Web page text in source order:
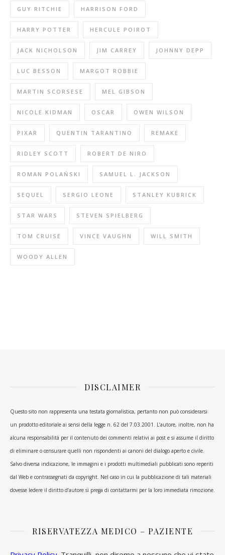
GUY RITCHIE HARRISON FORD
HARRY POTTER HERCULE POIROT
JACK NICHOLSON JIM CARREY JOHNNY DEPP
LUC BESSON MARGOT ROBBIE
MARTIN SCORSESE MEL GIBSON
NICOLE KIDMAN OSCAR OWEN WILSON
PIXAR QUENTIN TARANTINO REMAKE
RIDLEY SCOTT ROBERT DE NIRO
ROMAN POLAŃSKI SAMUEL L. JACKSON
SEQUEL SERGIO LEONE STANLEY KUBRICK
STAR WARS STEVEN SPIELBERG
TOM CRUISE VINCE VAUGHN WILL SMITH
WOODY ALLEN
DISCLAIMER
Questo sito non rappresenta una testata giornalistica, pertanto non può considerarsi
un prodotto editoriale ai sensi della legge n. 62 del 7.03.2001. L’autore, inoltre, non ha
alcuna responsabilità per il contenuto dei commenti relativi ai post e si assume il diritto
di eliminare o censurare quelli non rispondenti ai canoni del dialogo aperto e civile.
Salvo diversa indicazione, le immagini e i prodotti multimediali pubblicati sono reperiti
dal Web e contrassegnati da copyright. Nel caso in cui la pubblicazione di tali materiali
dovesse ledere il diritto d’autore si prega di contattarmi per la loro immediata rimozione.
RISERVATEZZA MEDICO – PAZIENTE